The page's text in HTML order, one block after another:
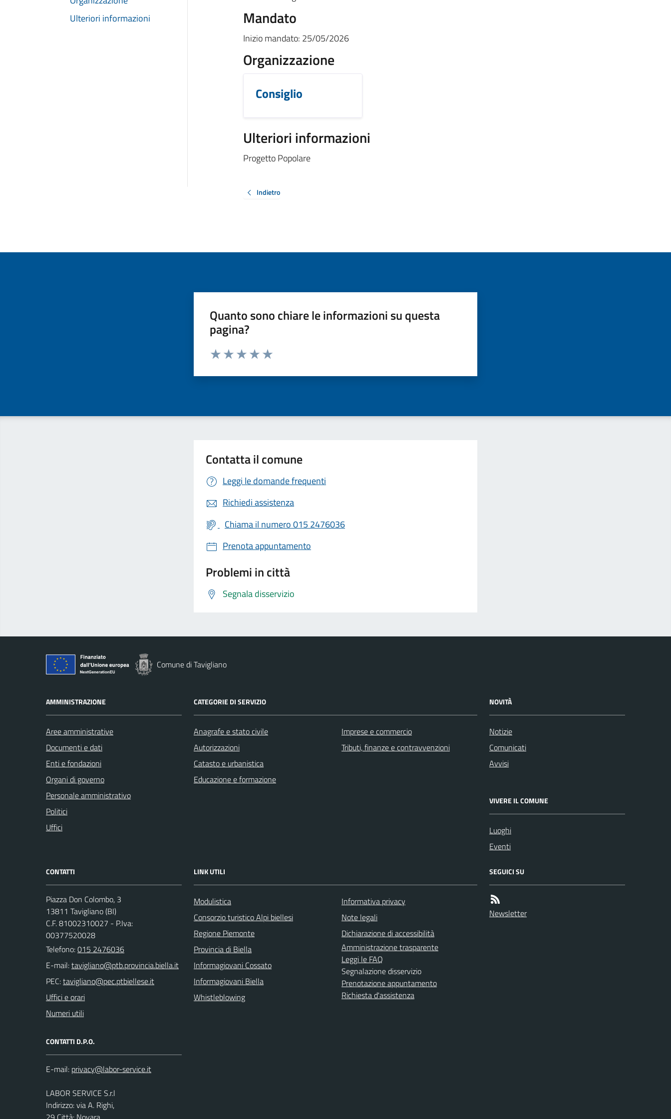
Ulteriori informazioni
Mandato
Inizio mandato: 25/05/2026
Organizzazione
Consiglio
Ulteriori informazioni
Progetto Popolare
Indietro
Quanto sono chiare le informazioni su questa
pagina?
Valuta da 1 a 5 stelle la pagina
Contatta il comune
Leggi le domande frequenti
Richiedi assistenza
Chiama il numero 015 2476036
Prenota appuntamento
Problemi in città
Segnala disservizio
Comune di Tavigliano
AMMINISTRAZIONE
Aree amministrative
Documenti e dati
Enti e fondazioni
Organi di governo
Personale amministrativo
Politici
Uffici
CATEGORIE DI SERVIZIO
Anagrafe e stato civile
Autorizzazioni
Catasto e urbanistica
Educazione e formazione
Imprese e commercio
Tributi, finanze e contravvenzioni
NOVITÀ
Notizie
Comunicati
Avvisi
VIVERE IL COMUNE
Luoghi
Eventi
CONTATTI
Piazza Don Colombo, 3
13811 Tavigliano (BI)
C.F. 81002310027 - P.Iva:
00377520028
Telefono:015 2476036
E-mail:
PEC:
Uffici e orari
Numeri utili
CONTATTI D.P.O.
E-mail:
LABOR SERVICE S.r.l
Indirizzo: via A. Righi,
LINK UTILI
Modulistica
Consorzio turistico Alpi biellesi
Regione Piemonte
Provincia di Biella
Informagiovani Cossato
Informagiovani Biella
Whistleblowing
Informativa privacy
Note legali
Dichiarazione di accessibilità
Amministrazione trasparente
Leggi le FAQ
Segnalazione disservizio
Prenotazione appuntamento
Richiesta d'assistenza
SEGUICI SU
Newsletter